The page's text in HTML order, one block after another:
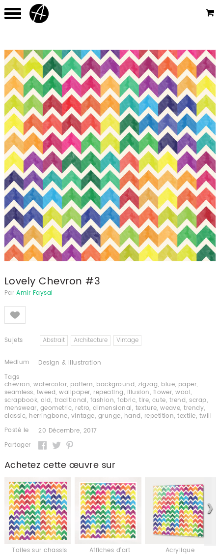
Lovely Chevron #3
Par Amir Faysal
Like
Sujets Abstrait Architecture Vintage
Medium
Design & Illustration
Tags
chevron,watercolor, pattern, background,zigzag, blue, paper,
seamless, tweed,wallpaper, repeating, illusion, flower,wool,
scrapbook,old, traditional, fashion,fabric,tire,cute, trend,scrap,
menswear, geometric, retro,dimensional, texture,weave,trendy,
classic, herringbone, vintage, grunge, hand, repetition,textile, twill
Posté le
20 Décembre, 2017
Partager
Achetez cette œuvre sur
Toiles sur chassis Affiches d'art Acrylique